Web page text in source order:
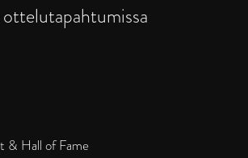
& Hall of Fame